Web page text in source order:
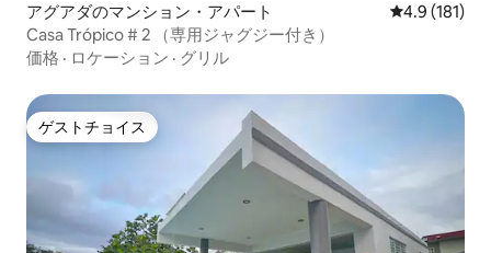
アグアダのマンション・アパート レビュー181
4.9 (181)
Casa Trópico # 2 （専用ジャグジー付き）
価格 · ロケーション · グリル
ゲストチョイス
ゲストチョイス